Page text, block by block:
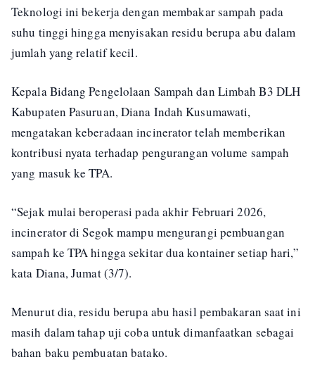
Teknologi ini bekerja dengan membakar sampah pada
suhu tinggi hingga menyisakan residu berupa abu dalam
jumlah yang relatif kecil.
Kepala Bidang Pengelolaan Sampah dan Limbah B3 DLH
Kabupaten Pasuruan, Diana Indah Kusumawati,
mengatakan keberadaan incinerator telah memberikan
kontribusi nyata terhadap pengurangan volume sampah
yang masuk ke TPA.
“Sejak mulai beroperasi pada akhir Februari 2026,
incinerator di Segok mampu mengurangi pembuangan
sampah ke TPA hingga sekitar dua kontainer setiap hari,”
kata Diana, Jumat (3/7).
Menurut dia, residu berupa abu hasil pembakaran saat ini
masih dalam tahap uji coba untuk dimanfaatkan sebagai
bahan baku pembuatan batako.